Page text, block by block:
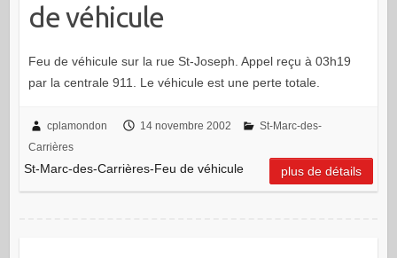
de véhicule
Feu de véhicule sur la rue St-Joseph. Appel reçu à 03h19
par la centrale 911. Le véhicule est une perte totale.
cplamondon 14 novembre 2002
St-Marc-des-
Carrières
St-Marc-des-Carrières-Feu de véhicule plus de détails